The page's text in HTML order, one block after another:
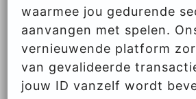
waarmee jou gedurende
aanvangen met spelen.
vernieuwende platform
van gevalideerde
jouw ID vanzelf wordt